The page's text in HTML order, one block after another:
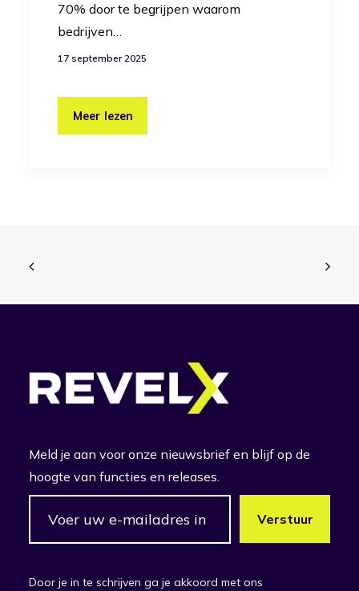
70% door te begrijpen waarom
bedrijven…
17 september 2025
Meer lezen
Meld je aan voor onze nieuwsbrief en blijf op de
hoogte van functies en releases.
Door je in te schrijven ga je akkoord met ons